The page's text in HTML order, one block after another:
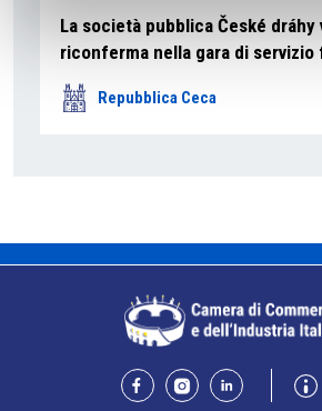
La società pubblica České dráhy
riconferma nella gara di servizio
Repubblica Ceca